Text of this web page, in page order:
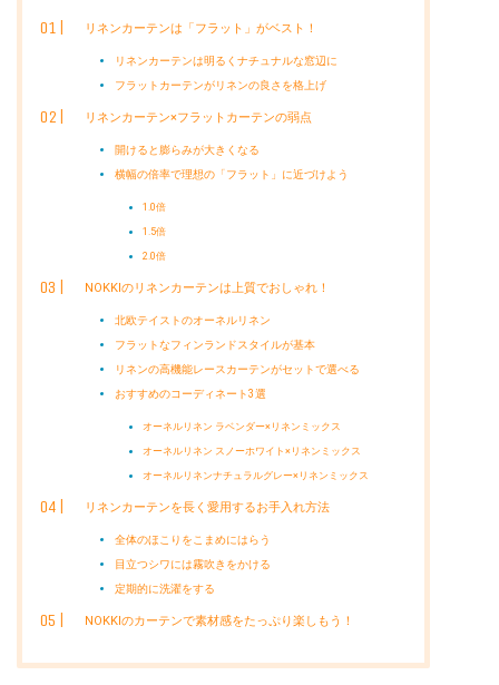
リネンカーテンは「フラット」がベスト！
リネンカーテンは明るくナチュナルな窓辺に
フラットカーテンがリネンの良さを格上げ
リネンカーテン×フラットカーテンの弱点
開けると膨らみが大きくなる
横幅の倍率で理想の「フラット」に近づけよう
1.0倍
1.5倍
2.0倍
NOKKIのリネンカーテンは上質でおしゃれ！
北欧テイストのオーネルリネン
フラットなフィンランドスタイルが基本
リネンの高機能レースカーテンがセットで選べる
おすすめのコーディネート3選
オーネルリネン ラベンダー×リネンミックス
オーネルリネン スノーホワイト×リネンミックス
オーネルリネンナチュラルグレー×リネンミックス
リネンカーテンを長く愛用するお手入れ方法
全体のほこりをこまめにはらう
目立つシワには霧吹きをかける
定期的に洗濯をする
NOKKIのカーテンで素材感をたっぷり楽しもう！